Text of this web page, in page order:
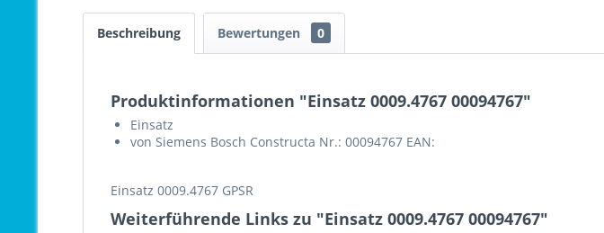
Beschreibung Bewertungen 0
Produktinformationen "Einsatz 0009.4767 00094767"
Einsatz
von Siemens Bosch Constructa Nr.: 00094767 EAN:
Einsatz 0009.4767 GPSR
Weiterführende Links zu "Einsatz 0009.4767 00094767"